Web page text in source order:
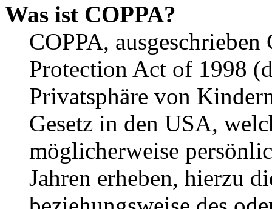
Was ist COPPA?
COPPA,
Protection Act of 1998
Privatsphäre von
Gesetz in den USA,
möglicherweise
Jahren erheben, hierzu